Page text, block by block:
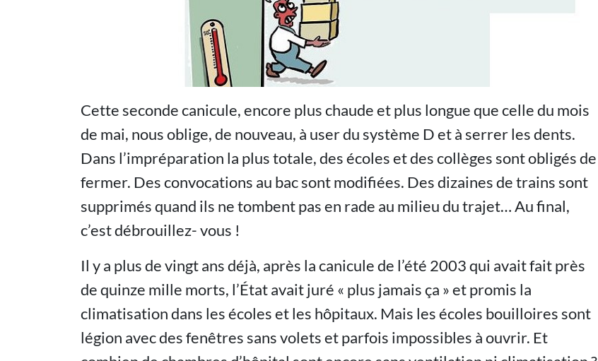
Cette seconde canicule, encore plus chaude et plus longue que celle du mois
de mai, nous oblige, de nouveau, à user du système D et à serrer les dents.
Dans l’impréparation la plus totale, des écoles et des collèges sont obligés de
fermer. Des convocations au bac sont modifiées. Des dizaines de trains sont
supprimés quand ils ne tombent pas en rade au milieu du trajet… Au final,
c’est débrouillez- vous !
Il y a plus de vingt ans déjà, après la canicule de l’été 2003 qui avait fait près
de quinze mille morts, l’État avait juré « plus jamais ça » et promis la
climatisation dans les écoles et les hôpitaux. Mais les écoles bouilloires sont
légion avec des fenêtres sans volets et parfois impossibles à ouvrir. Et